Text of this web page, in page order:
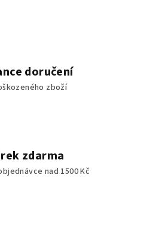
doručení
zboží
zdarma
nad 1500 Kč